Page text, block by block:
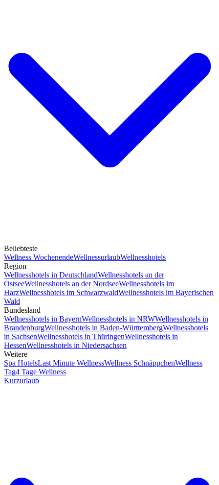
Beliebteste
Wellness WochenendeWellnessurlaubWellnesshotels
Region
Wellnesshotels in DeutschlandWellnesshotels an der
OstseeWellnesshotels an der NordseeWellnesshotels im
HarzWellnesshotels im SchwarzwaldWellnesshotels im Bayerischen
Wald
Bundesland
Wellnesshotels in BayernWellnesshotels in NRWWellnesshotels in
BrandenburgWellnesshotels in Baden-WürttembergWellnesshotels
in SachsenWellnesshotels in ThüringenWellnesshotels in
HessenWellnesshotels in Niedersachsen
Weitere
Spa HotelsLast Minute WellnessWellness SchnäppchenWellness
Tag4 Tage Wellness
Kurzurlaub